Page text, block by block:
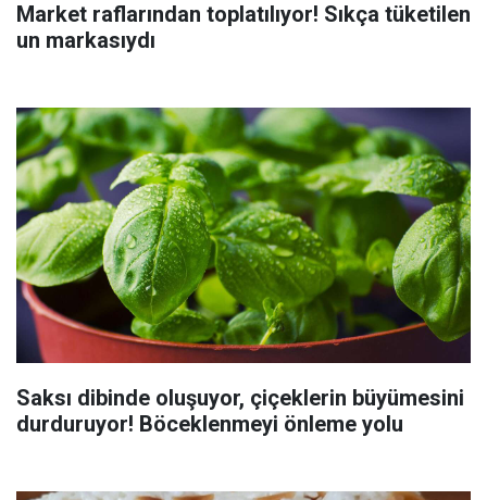
Market raflarından toplatılıyor! Sıkça tüketilen
un markasıydı
Saksı dibinde oluşuyor, çiçeklerin büyümesini
durduruyor! Böceklenmeyi önleme yolu